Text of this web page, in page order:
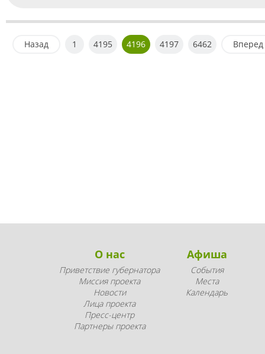
Назад 1 4195 4196 4197 6462 Вперед
О нас
Приветствие губернатора
Миссия проекта
Новости
Лица проекта
Пресс-центр
Партнеры проекта
Афиша
События
Места
Календарь